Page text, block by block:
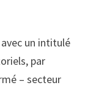
un intitulé
par
– secteur